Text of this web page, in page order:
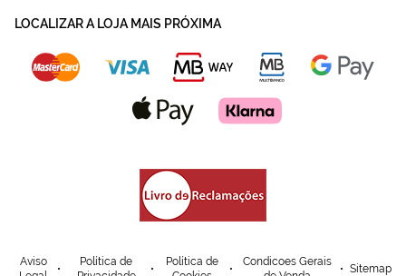
LOCALIZAR A LOJA MAIS PRÓXIMA
Aviso
Política de
Política de
Condicoes Gerais
Sitemap